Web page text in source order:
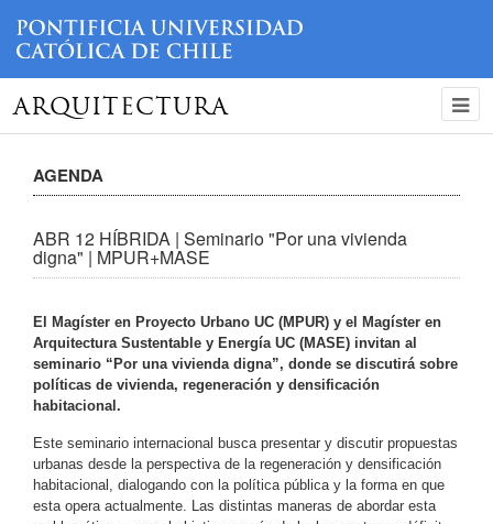
ARQUITECTURA
AGENDA
ABR 12 HÍBRIDA | Seminario "Por una vivienda
digna" | MPUR+MASE
El Magíster en Proyecto Urbano UC (MPUR) y el Magíster en
Arquitectura Sustentable y Energía UC (MASE) invitan al
seminario “Por una vivienda digna”, donde se discutirá sobre
políticas de vivienda, regeneración y densificación
habitacional.
Este seminario internacional busca presentar y discutir propuestas
urbanas desde la perspectiva de la regeneración y densificación
habitacional, dialogando con la política pública y la forma en que
esta opera actualmente. Las distintas maneras de abordar esta